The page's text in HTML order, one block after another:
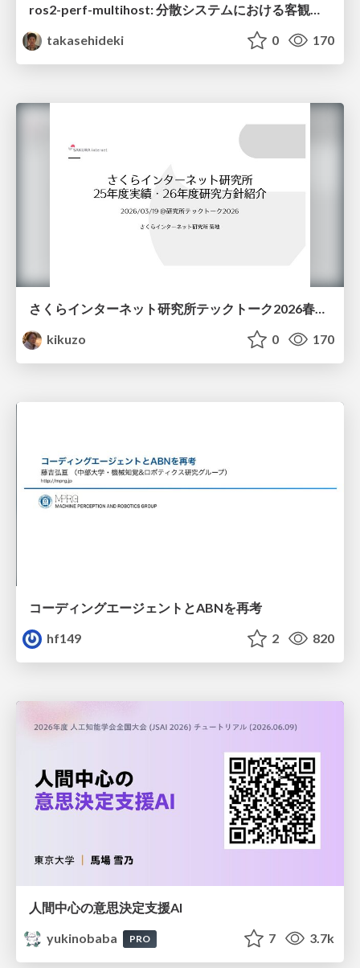
takasehideki
0 170
さくらインターネット研究所テックトーク2026春、研究開発Gr.25年度成果26年度方針
kikuzo
0 170
コーディングエージェントとABNを再考
hf149
2 820
人間中心の意思決定支援AI
yukinobaba
PRO 7 3.7k